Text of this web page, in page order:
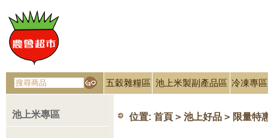
五穀雜糧區 池上米製副產品區 冷凍專區
池上米專區 位置: 首頁 > 池上好品 > 限量特